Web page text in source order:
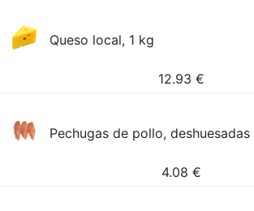
Queso local, 1 kg
12.93 €
Pechugas de pollo,
4.08 €